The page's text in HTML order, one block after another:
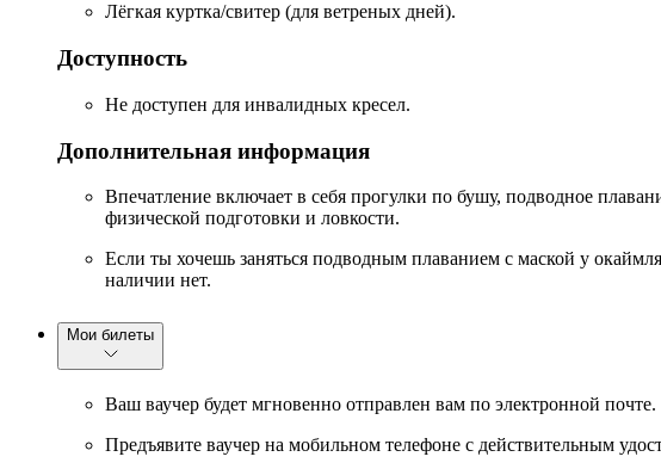
Лёгкая куртка/свитер (для ветреных дней).
Доступность
Не доступен для инвалидных кресел.
Дополнительная информация
Впечатление включает в себя прогулки по бушу, подводное
физической подготовки и ловкости.
Если ты хочешь заняться подводным плаванием с маской у
наличии нет.
Мои билеты
Ваш ваучер будет мгновенно отправлен вам по электронной почте.
Предъявите ваучер на мобильном телефоне с действительным